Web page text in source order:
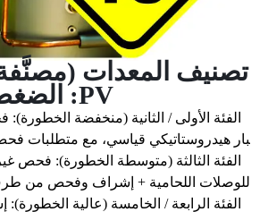
تصنيف المعدات
PV: الضغط × الحجم)
الفئة الأولى / الثانية (منخفضة
بار هيدروستاتيكي قياسي، مع متطلبات
للوصلات اللحامية + إشراف وفحص من
الفئة الرابعة / الخامسة (عالية